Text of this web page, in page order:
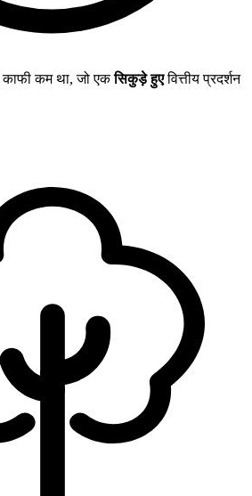
काफी कम था, जो एकसिकुड़े हुएवित्तीय प्रदर्शन